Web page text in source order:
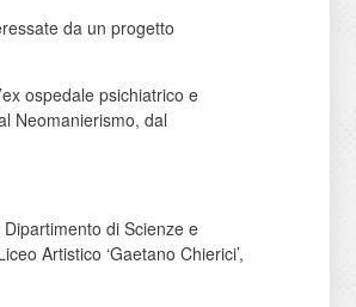
da un progetto
ospedale psichiatrico e
Neomanierismo, dal
di Scienze e
Artistico ‘Gaetano Chierici’,